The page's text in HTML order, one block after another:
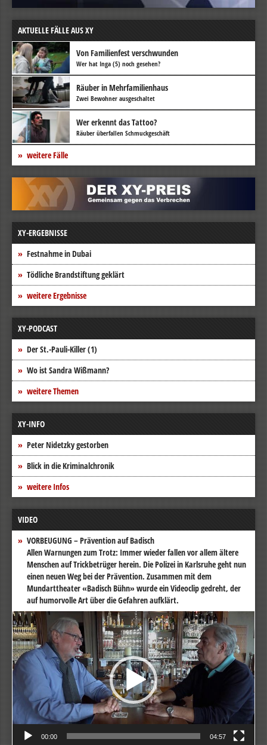
AKTUELLE FÄLLE AUS XY
Von Familienfest verschwunden
Wer hat Inga (5) noch gesehen?
Räuber in Mehrfamilienhaus
Zwei Bewohner ausgeschaltet
Wer erkennt das Tattoo?
Räuber überfallen Schmuckgeschäft
weitere Fälle
XY-ERGEBNISSE
Festnahme in Dubai
Tödliche Brandstiftung geklärt
weitere Ergebnisse
XY-PODCAST
Der St.-Pauli-Killer (1)
Wo ist Sandra Wißmann?
weitere Themen
XY-INFO
Peter Nidetzky gestorben
Blick in die Kriminalchronik
weitere Infos
VIDEO
VORBEUGUNG – Prävention auf Badisch
Allen Warnungen zum Trotz: Immer wieder fallen vor allem ältere
Menschen auf Trickbetrüger herein. Die Polizei in Karlsruhe geht nun
einen neuen Weg bei der Prävention. Zusammen mit dem
Mundarttheater «Badisch Bühn» wurde ein Videoclip gedreht, der
auf humorvolle Art über die Gefahren aufklärt.
Video-
Player
00:00 04:57